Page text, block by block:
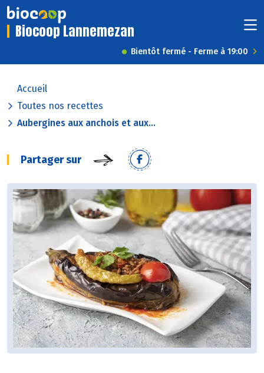
Biocoop Lannemezan
Bientôt fermé - Ferme à 19:00
Accueil
Toutes nos recettes
Aubergines aux anchois et aux...
Partager sur